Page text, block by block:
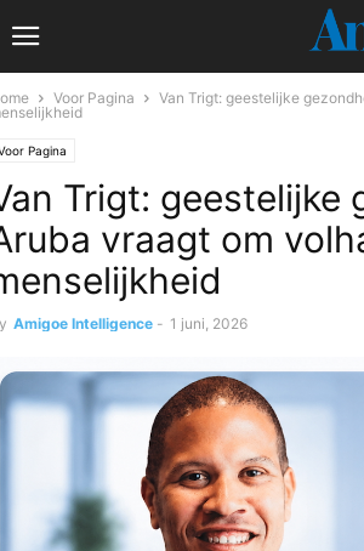
Voor Pagina
Van Trigt: geestelijke
Pagina
Trigt: geestelijke
vraagt om
Amigoe Intelligence - 1 juni, 2026